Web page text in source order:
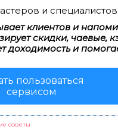
и
клиентов и
скидки, чаевые,
доходимость и
пользоваться
сервисом
советы